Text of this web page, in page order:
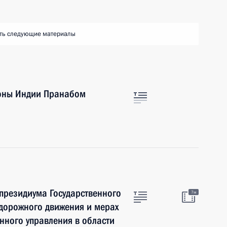
следующие материалы
Индии Пранабом
Государственного
движения и мерах
управления в области
7м